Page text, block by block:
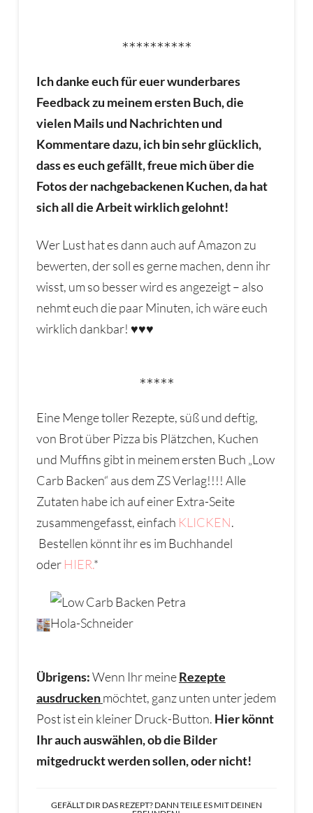
**********
Ich danke euch für euer wunderbares
Feedback zu meinem ersten Buch, die
vielen Mails und Nachrichten und
Kommentare dazu, ich bin sehr glücklich,
dass es euch gefällt, freue mich über die
Fotos der nachgebackenen Kuchen, da hat
sich all die Arbeit wirklich gelohnt!
Wer Lust hat es dann auch auf Amazon zu
bewerten, der soll es gerne machen, denn ihr
wisst, um so besser wird es angezeigt – also
nehmt euch die paar Minuten, ich wäre euch
wirklich dankbar! ♥♥♥
*****
Eine Menge toller Rezepte, süß und deftig,
von Brot über Pizza bis Plätzchen, Kuchen
und Muffins gibt in meinem ersten Buch „Low
Carb Backen“ aus dem ZS Verlag!!!! Alle
Zutaten habe ich auf einer Extra-Seite
zusammengefasst, einfach KLICKEN.
Bestellen könnt ihr es im Buchhandel
oder HIER.*
Übrigens:Wenn Ihr meineRezepte
ausdruckenmöchtet, ganz unten unter jedem
Post ist ein kleiner Druck-Button. Hier könnt
Ihr auch auswählen, ob die Bilder
mitgedruckt werden sollen, oder nicht!
GEFÄLLT DIR DAS REZEPT? DANN TEILE ES MIT DEINEN